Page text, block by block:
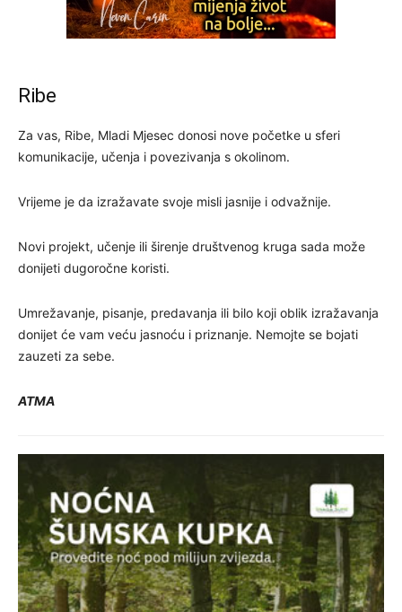
Ribe
Za vas, Ribe, Mladi Mjesec donosi nove početke u sferi
komunikacije, učenja i povezivanja s okolinom.
Vrijeme je da izražavate svoje misli jasnije i odvažnije.
Novi projekt, učenje ili širenje društvenog kruga sada može
donijeti dugoročne koristi.
Umrežavanje, pisanje, predavanja ili bilo koji oblik izražavanja
donijet će vam veću jasnoću i priznanje. Nemojte se bojati
zauzeti za sebe.
ATMA